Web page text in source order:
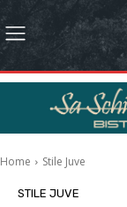
Home Stile Juve
STILE JUVE